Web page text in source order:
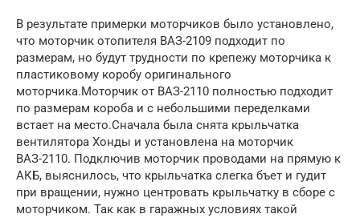
В результате примерки моторчиков было установлено,
что моторчик отопителя ВАЗ-2109 подходит по
размерам, но будут трудности по крепежу моторчика к
пластиковому коробу оригинального
моторчика.Моторчик от ВАЗ-2110 полностью подходит
по размерам короба и с небольшими переделками
встает на место.Сначала была снята крыльчатка
вентилятора Хонды и установлена на моторчик
ВАЗ-2110. Подключив моторчик проводами на прямую к
АКБ, выяснилось, что крыльчатка слегка бъет и гудит
при вращении, нужно центровать крыльчатку в сборе с
моторчиком. Так как в гаражных условиях такой